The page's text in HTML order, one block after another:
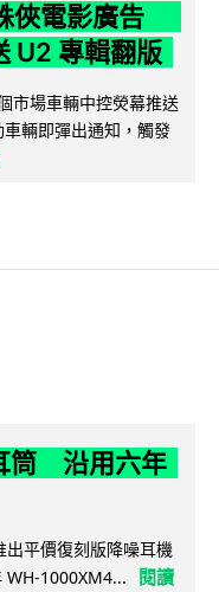
俠電影廣告
U2 專輯翻版
市場車輛中控熒幕推送
車輛即彈出通知，觸發
筒 沿用六年
平價復刻版降噪耳機
WH-1000XM4...
閱讀